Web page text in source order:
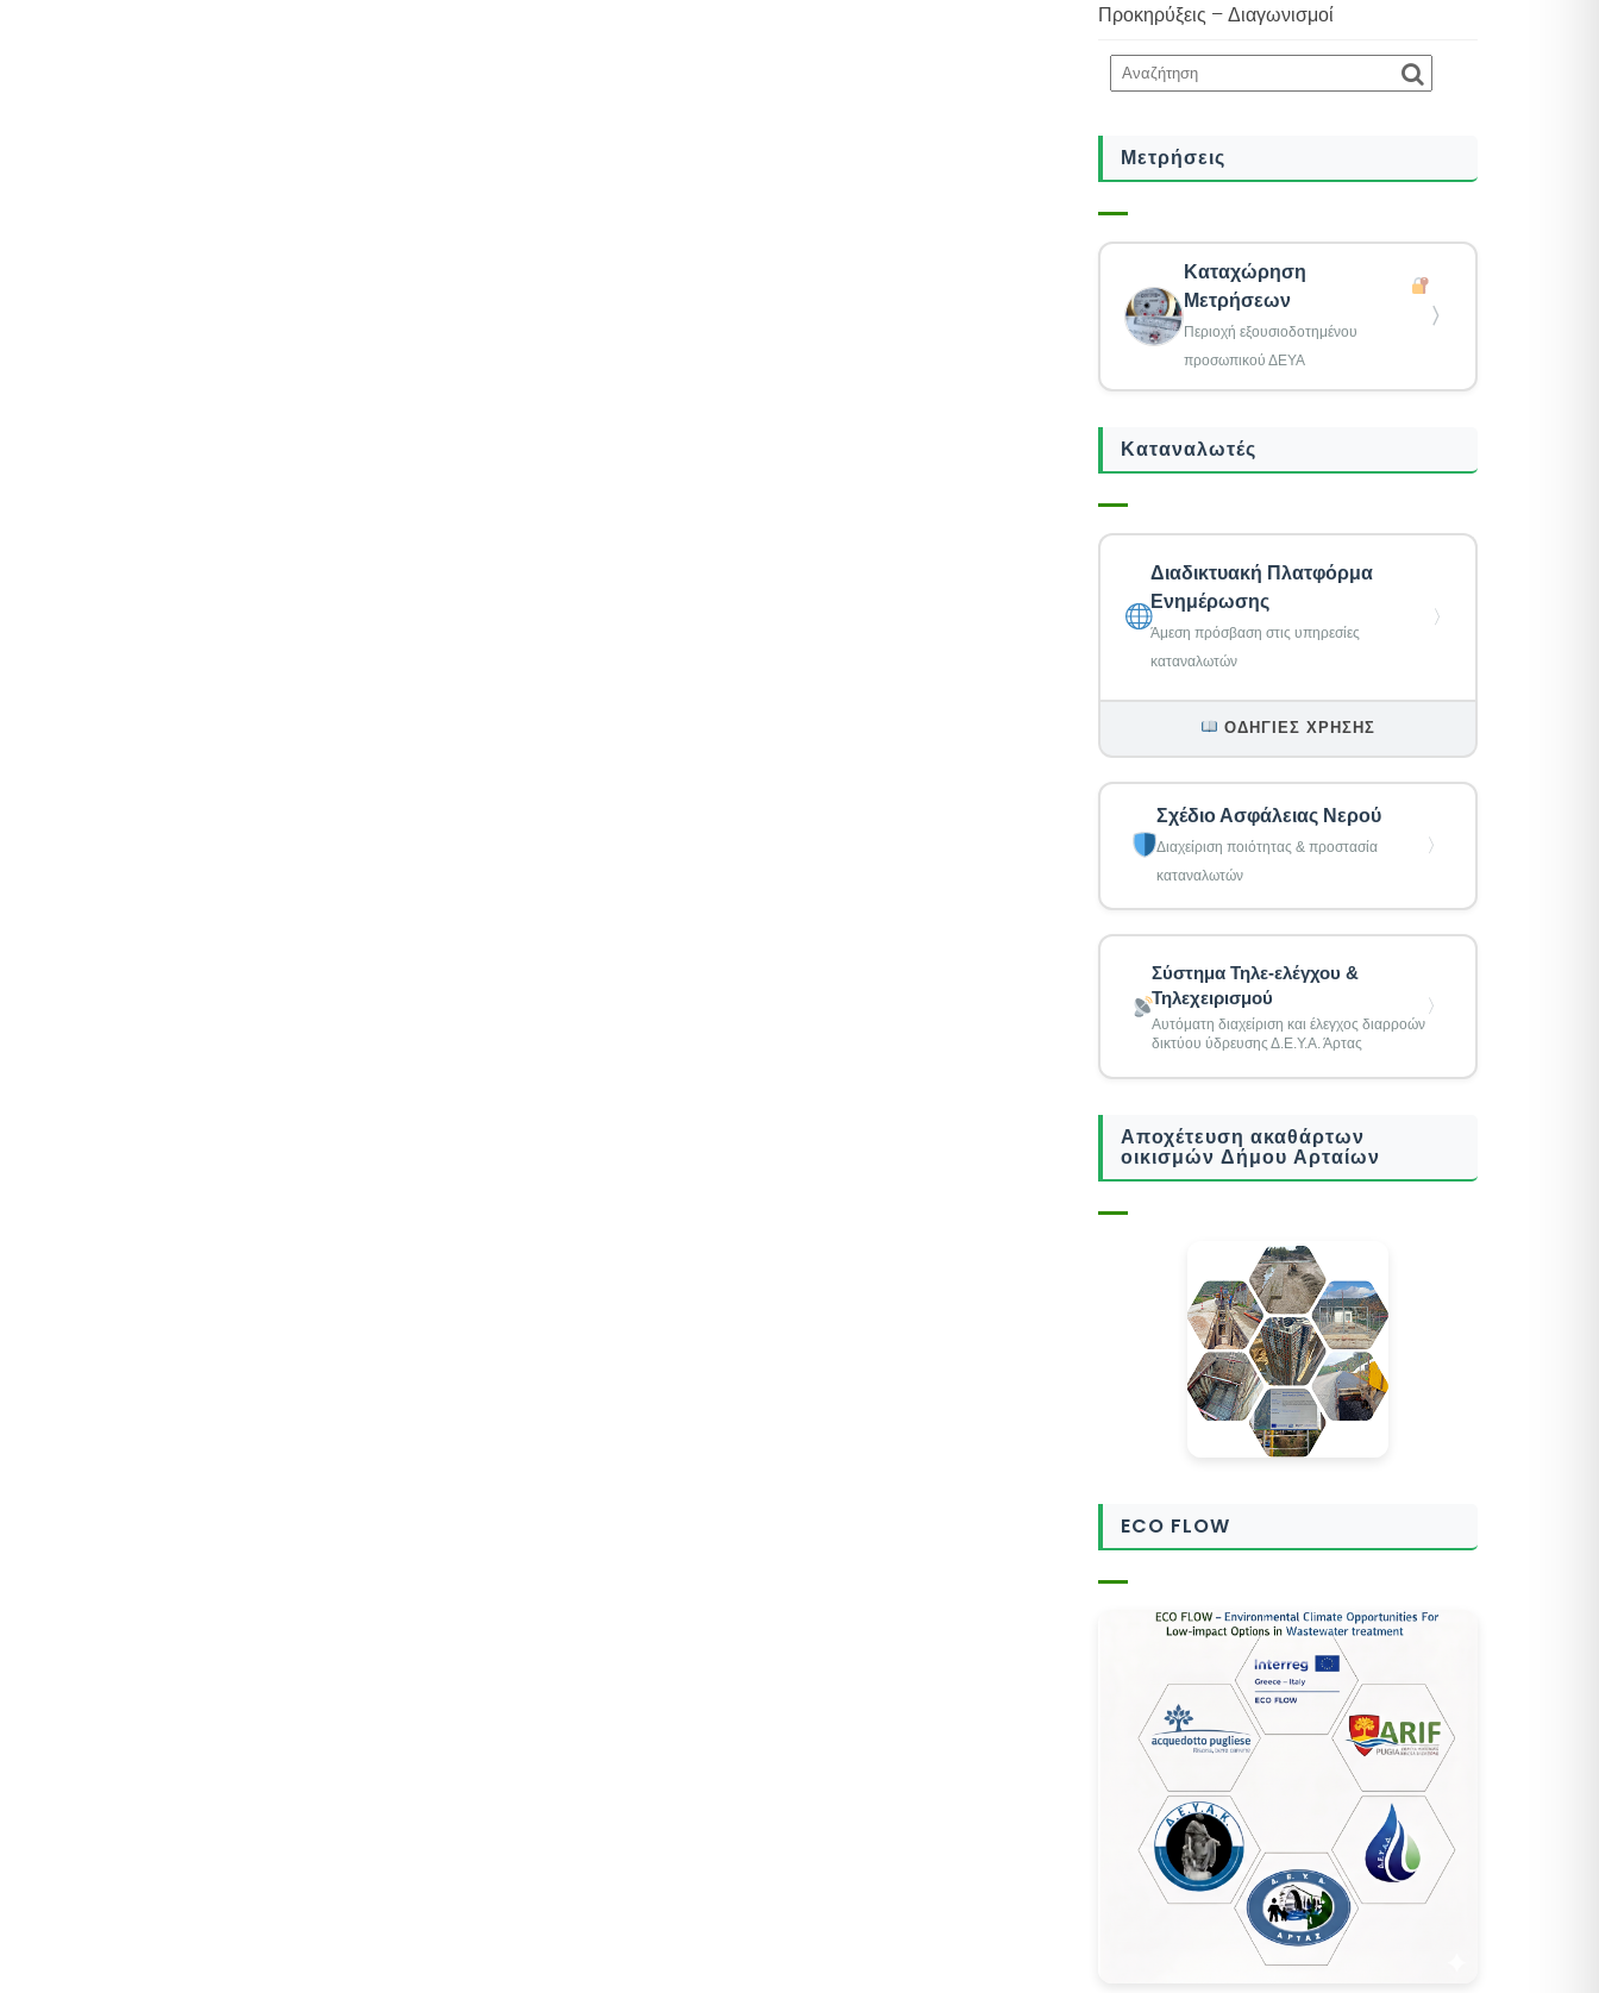
Προκηρύξεις – Διαγωνισμοί
Μετρήσεις
Καταχώρηση
Μετρήσεων
Περιοχή εξουσιοδοτημένου
προσωπικού ΔΕΥΑ
〉
Καταναλωτές
Διαδικτυακή Πλατφόρμα
Ενημέρωσης
Άμεση πρόσβαση στις υπηρεσίες
καταναλωτών
〉
ΟΔΗΓΊΕΣ ΧΡΉΣΗΣ
Σχέδιο Ασφάλειας Νερού
Διαχείριση ποιότητας & προστασία
καταναλωτών
〉
Σύστημα Τηλε-ελέγχου &
Τηλεχειρισμού
Αυτόματη διαχείριση και έλεγχος διαρροών
δικτύου ύδρευσης Δ.Ε.Υ.Α. Άρτας
〉
Αποχέτευση ακαθάρτων
οικισμών Δήμου Αρταίων
ECO FLOW